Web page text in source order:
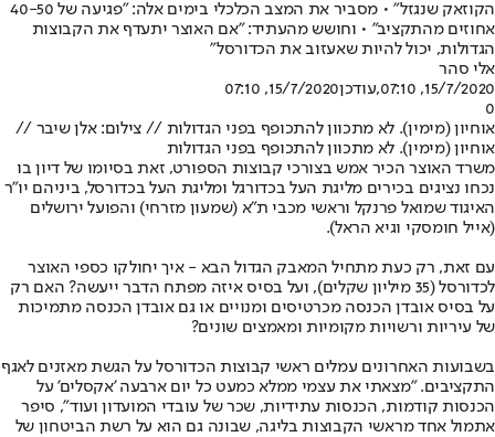
הקוזאק שנגזל" • מסביר את המצב הכלכלי בימים אלה: "פגיעה של 40-50
אחוזים מהתקציב" • וחושש מהעתיד: "אם האוצר יתעדף את הקבוצות
הגדולות, יכול להיות שאעזוב את הכדורסל"
אלי סהר
15/7/2020, 07:10
,עודכן15/7/2020, 07:10
0
אוחיון (מימין). לא מתכוון להתכופף בפני הגדולות // צילום: אלן שיבר //
אוחיון (מימין). לא מתכוון להתכופף בפני הגדולות
משרד האוצר הכיר אמש בצורכי קבוצות הספורט, זאת בסיומו של דיון בו
נכחו נציגים בכירים מליגת העל בכדורגל ומליגת העל בכדורסל, ביניהם יו"ר
האיגוד שמואל פרנקל וראשי מכבי ת"א (שמעון מזרחי) והפועל ירושלים
(אייל חומסקי וגיא הראל).
עם זאת, רק כעת מתחיל המאבק הגדול הבא - איך יחולקו כספי האוצר
לכדורסל (35 מיליון שקלים), ועל בסיס איזה מפתח הדבר ייעשה? האם רק
על בסיס אובדן הכנסה מכרטיסים ומנויים או גם אובדן הכנסה מתמיכות
של עיריות ורשויות מקומיות ומאמצים שונים?
בשבועות האחרונים עמלים ראשי קבוצות הכדורסל על הגשת מאזנים לאגף
התקציבים. "מצאתי את עצמי ממלא כמעט כל יום ארבעה 'אקסלים' על
הכנסות קודמות, הכנסות עתידיות, שכר של עובדי המועדון ועוד", סיפר
אתמול אחד מראשי הקבוצות בליגה, שבונה גם הוא על רשת הביטחון של